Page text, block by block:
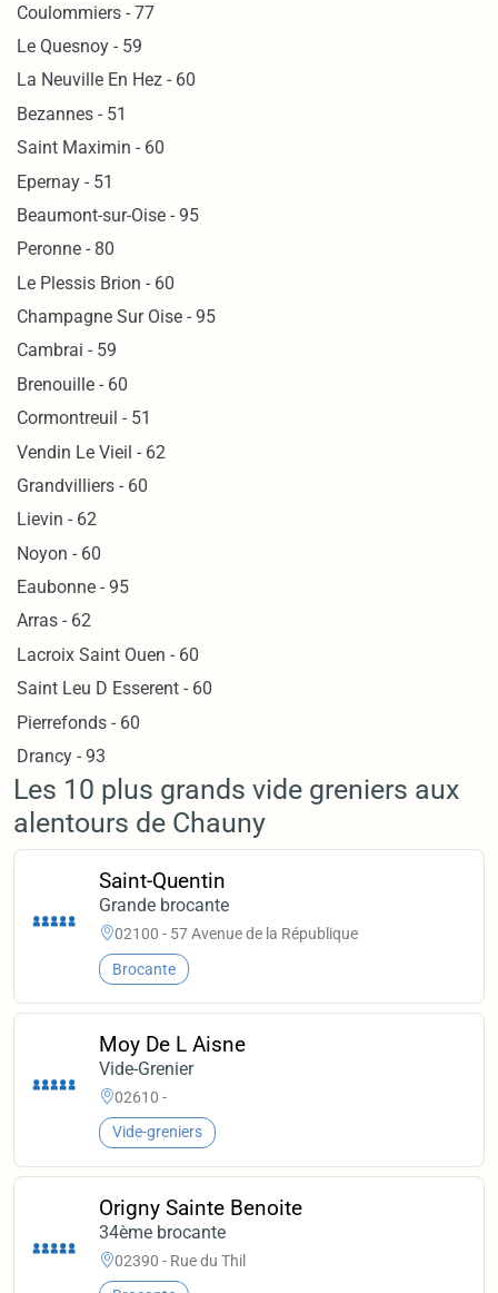
Coulommiers - 77
Le Quesnoy - 59
La Neuville En Hez - 60
Bezannes - 51
Saint Maximin - 60
Epernay - 51
Beaumont-sur-Oise - 95
Peronne - 80
Le Plessis Brion - 60
Champagne Sur Oise - 95
Cambrai - 59
Brenouille - 60
Cormontreuil - 51
Vendin Le Vieil - 62
Grandvilliers - 60
Lievin - 62
Noyon - 60
Eaubonne - 95
Arras - 62
Lacroix Saint Ouen - 60
Saint Leu D Esserent - 60
Pierrefonds - 60
Drancy - 93
Les 10 plus grands vide greniers aux
alentours de Chauny
Saint-Quentin
Grande brocante
02100 - 57 Avenue de la République
Brocante
Moy De L Aisne
Vide-Grenier
02610 -
Vide-greniers
Origny Sainte Benoite
34ème brocante
02390 - Rue du Thil